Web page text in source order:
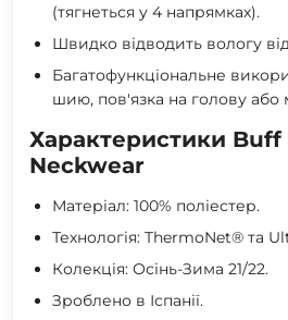
(тягнеться у 4 напрямках).
Швидко відводить вологу
Багатофункціональне
шию, пов'язка на голову або
Характеристики
Neckwear
Матеріал: 100% поліестер.
Технологія: ThermoNet® та
Колекція: Осінь-Зима 21/22.
Зроблено в Іспанії.